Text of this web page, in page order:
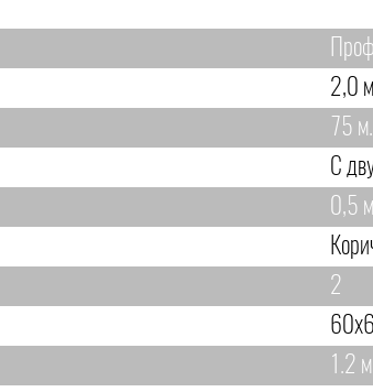
2,0
75 м.
С
0,5
2
1.2 м